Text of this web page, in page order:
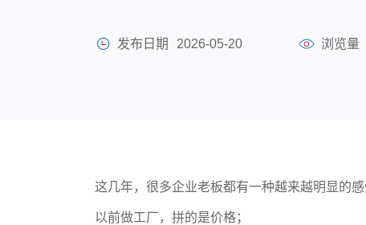
发布日期 2026-05-20 浏览量
这几年，很多企业老板都有一种越来越明显的感
以前做工厂，拼的是价格；